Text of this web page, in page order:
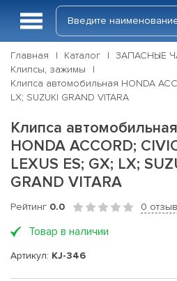
Главная Каталог ЗАПАСНЫЕ
Клипсы, зажимы
Клипса автомобильная HONDA
LX; SUZUKI GRAND VITARA
Клипса автомобильная
HONDA ACCORD;
LEXUS ES; GX; LX;
GRAND VITARA
Рейтинг 0.0 0
Товар в наличии
Артикул: KJ-346